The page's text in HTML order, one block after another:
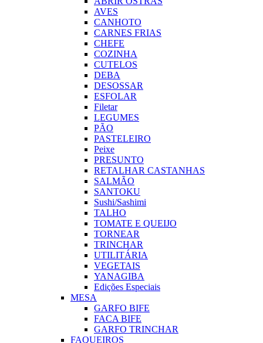
AVES
CANHOTO
CARNES FRIAS
CHEFE
COZINHA
CUTELOS
DEBA
DESOSSAR
ESFOLAR
Filetar
LEGUMES
PÃO
PASTELEIRO
Peixe
PRESUNTO
RETALHAR CASTANHAS
SALMÃO
SANTOKU
Sushi/Sashimi
TALHO
TOMATE E QUEIJO
TORNEAR
TRINCHAR
UTILITÁRIA
VEGETAIS
YANAGIBA
Edições Especiais
MESA
GARFO BIFE
FACA BIFE
GARFO TRINCHAR
FAQUEIROS